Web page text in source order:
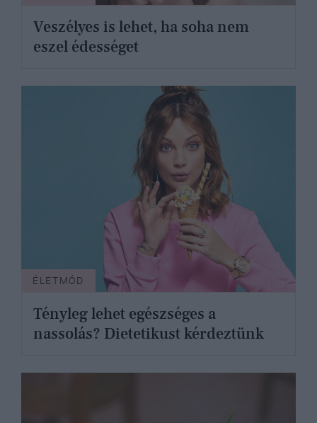
Veszélyes is lehet, ha soha nem
eszel édességet
ÉLETMÓD
Tényleg lehet egészséges a
nassolás? Dietetikust kérdeztünk